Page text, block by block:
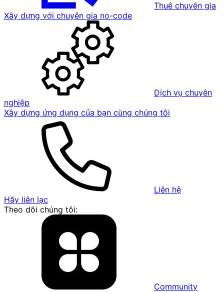
Thuê chuyên gia
Xây dựng với chuyên gia no-code
Dịch vụ chuyên
nghiệp
Xây dựng ứng dụng của bạn cùng chúng tôi
Liên hệ
Hãy liên lạc
Theo dõi chúng tôi:
Community